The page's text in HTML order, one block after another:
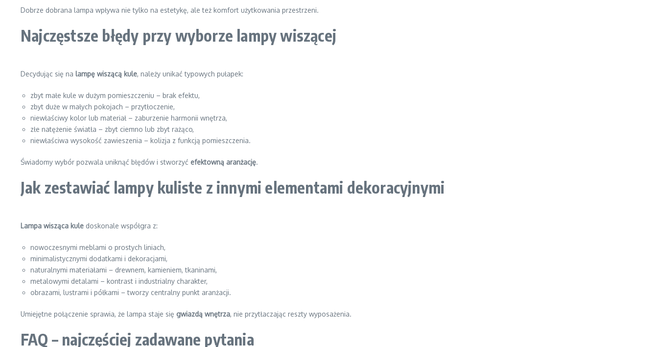
Dobrze dobrana lampa wpływa nie tylko na estetykę, ale też komfort użytkowania przestrzeni.
Najczęstsze błędy przy wyborze lampy wiszącej
Decydując się na lampę wiszącą kule, należy unikać typowych pułapek:
zbyt małe kule w dużym pomieszczeniu – brak efektu,
zbyt duże w małych pokojach – przytłoczenie,
niewłaściwy kolor lub materiał – zaburzenie harmonii wnętrza,
złe natężenie światła – zbyt ciemno lub zbyt rażąco,
niewłaściwa wysokość zawieszenia – kolizja z funkcją pomieszczenia.
Świadomy wybór pozwala uniknąć błędów i stworzyć efektowną aranżację.
Jak zestawiać lampy kuliste z innymi elementami dekoracyjnymi
Lampa wisząca kule doskonale współgra z:
nowoczesnymi meblami o prostych liniach,
minimalistycznymi dodatkami i dekoracjami,
naturalnymi materiałami – drewnem, kamieniem, tkaninami,
metalowymi detalami – kontrast i industrialny charakter,
obrazami, lustrami i półkami – tworzy centralny punkt aranżacji.
Umiejętne połączenie sprawia, że lampa staje się gwiazdą wnętrza, nie przytłaczając reszty wyposażenia.
FAQ – najczęściej zadawane pytania